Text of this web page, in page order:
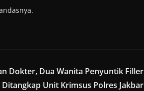
Dokter, Dua Wanita Penyuntik Filler
Ditangkap Unit Krimsus Polres Jakbar